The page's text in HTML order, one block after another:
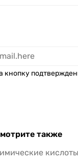
кнопку
также
кислоты